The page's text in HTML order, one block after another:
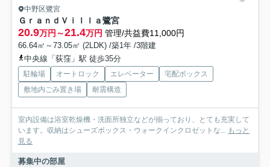
中野区鷺宮
ＧｒａｎｄＶｉｌｌａ鷺宮
20.9万円～21.4万円 管理/共益費11,000円
66.64㎡～73.05㎡ (2LDK) /築1年 /3階建
中央線「荻窪」駅 徒歩35分
駐輪場 オートロック エレベーター
宅配ボックス
敷地内ごみ置き場
耐震構造
室内設備は浴室乾燥機・洗面所独立などが揃っており、とても充実して
います。収納はシューズボックス・ウォークインクロゼットな... もっと
見る
募集中の部屋